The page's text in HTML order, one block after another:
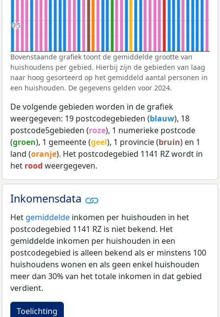
0,5
0,5
Bovenstaande grafiek toont de gemiddelde grootte van
huishoudens per gebied. Hierbij zijn de gebieden van laag
naar hoog gesorteerd op het gemiddeld aantal personen in
een huishouden. De gegevens gelden voor 2024.
De volgende gebieden worden in de grafiek
weergegeven: 19 postcodegebieden (blauw), 18
postcode5gebieden (roze), 1 numerieke postcode
(groen), 1 gemeente (geel), 1 provincie (bruin) en 1
land (oranje). Het postcodegebied 1141 RZ wordt in
het rood weergegeven.
Inkomensdata
Het gemiddelde inkomen per huishouden in het
postcodegebied 1141 RZ is niet bekend. Het
gemiddelde inkomen per huishouden in een
postcodegebied is alleen bekend als er minstens 100
huishoudens wonen en als geen enkel huishouden
meer dan 30% van het totale inkomen in dat gebied
verdient.
Toelichting